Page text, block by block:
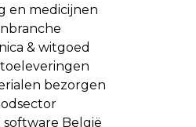
en medicijnen
& witgoed
bezorgen
software België